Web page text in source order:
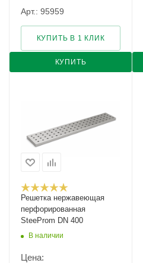
Арт.: 95959
КУПИТЬ
КУПИТЬ В 1 КЛИК
Решетка нержавеющая
перфорированная
SteeProm DN 400
В наличии
Цена: